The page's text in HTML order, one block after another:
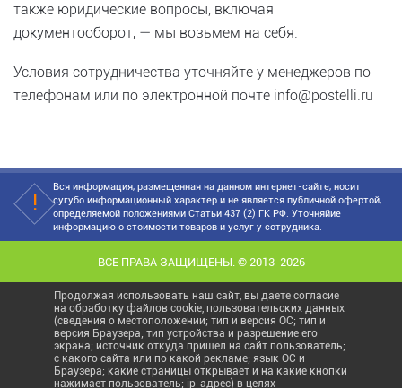
также юридические вопросы, включая
документооборот, — мы возьмем на себя.
Условия сотрудничества уточняйте у менеджеров по
телефонам или по электронной почте info@postelli.ru
Вся информация, размещенная на данном интернет-сайте, носит
сугубо информационный характер и не является публичной офертой,
определяемой положениями Статьи 437 (2) ГК РФ. Уточняйие
информацию о стоимости товаров и услуг у сотрудника.
ВСЕ ПРАВА ЗАЩИЩЕНЫ. © 2013-2026
Продолжая использовать наш сайт, вы даете согласие
на обработку файлов cookie, пользовательских данных
(сведения о местоположении; тип и версия ОС; тип и
версия Браузера; тип устройства и разрешение его
экрана; источник откуда пришел на сайт пользователь;
с какого сайта или по какой рекламе; язык ОС и
Браузера; какие страницы открывает и на какие кнопки
нажимает пользователь; ip-адрес) в целях